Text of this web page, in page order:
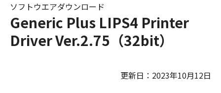
Generic Plus LIPS4 Printer
Driver Ver.2.75（32bit）
ソフトウエアダウンロード
更新日：2023年10月12日